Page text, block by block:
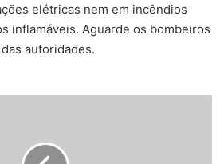
elétricas nem em incêndios
inflamáveis. Aguarde os bombeiros
autoridades.